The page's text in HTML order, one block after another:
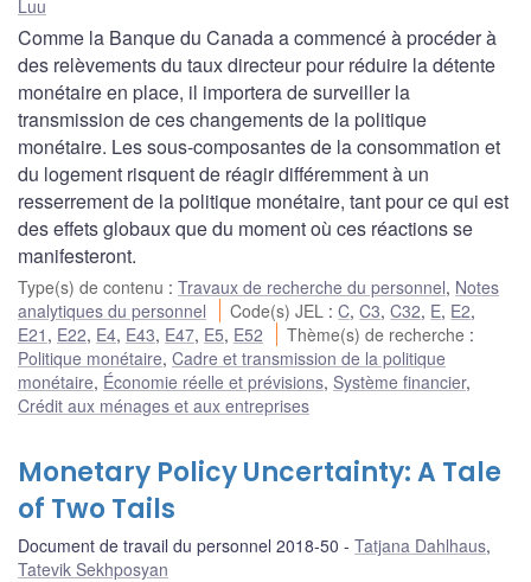
Luu
Comme la Banque du Canada a commencé à procéder à
des relèvements du taux directeur pour réduire la détente
monétaire en place, il importera de surveiller la
transmission de ces changements de la politique
monétaire. Les sous-composantes de la consommation et
du logement risquent de réagir différemment à un
resserrement de la politique monétaire, tant pour ce qui est
des effets globaux que du moment où ces réactions se
manifesteront.
Type(s) de contenu : Travaux de recherche du personnel, Notes
analytiques du personnel
Code(s) JEL :C,C3,C32, E, E2,
E21 , E22, E4, E43, E47, E5, E52 Thème(s) de recherche :
Politique monétaire, Cadre et transmission de la politique
monétaire, Économie réelle et prévisions, Système financier,
Crédit aux ménages et aux entreprises
Monetary Policy Uncertainty: A Tale
of Two Tails
Document de travail du personnel 2018-50 Tatjana Dahlhaus,
Tatevik Sekhposyan